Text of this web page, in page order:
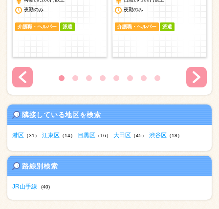
夜勤のみ
介護職・ヘルパー 派遣
夜勤のみ
介護職・ヘルパー 派遣
隣接している地区を検索
港区 （31） 江東区 （14） 目黒区 （16） 大田区 （45） 渋谷区 （18）
路線別検索
JR山手線 (40)